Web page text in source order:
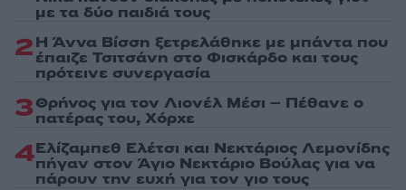
με τα δύο παιδιά τους
2Η Άννα Βίσση ξετρελάθηκε με μπάντα που
έπαιζε Τσιτσάνη στο Φισκάρδο και τους
πρότεινε συνεργασία
3Θρήνος για τον Λιονέλ Μέσι – Πέθανε ο
πατέρας του, Χόρχε
4Ελίζαμπεθ Ελέτσι και Νεκτάριος Λεμονίδης
πήγαν στον Άγιο Νεκτάριο Βούλας για να
πάρουν την ευχή για τον γιο τους